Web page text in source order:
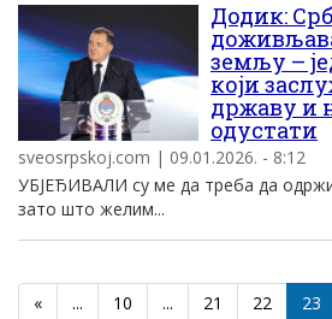
Додик:
земљу –
који
државу и
одустати
sveosrpskoj.com | 09.01.2026. - 8:12
УБЈЕЂИВАЛИ су ме да треба да
зато што желим...
« ... 10 ... 21 22 23